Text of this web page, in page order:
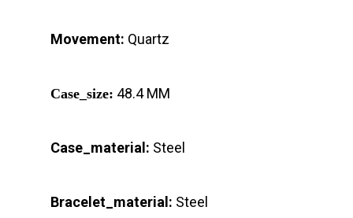
Movement: Quartz
Case_size: 48.4 MM
Case_material: Steel
Bracelet_material: Steel